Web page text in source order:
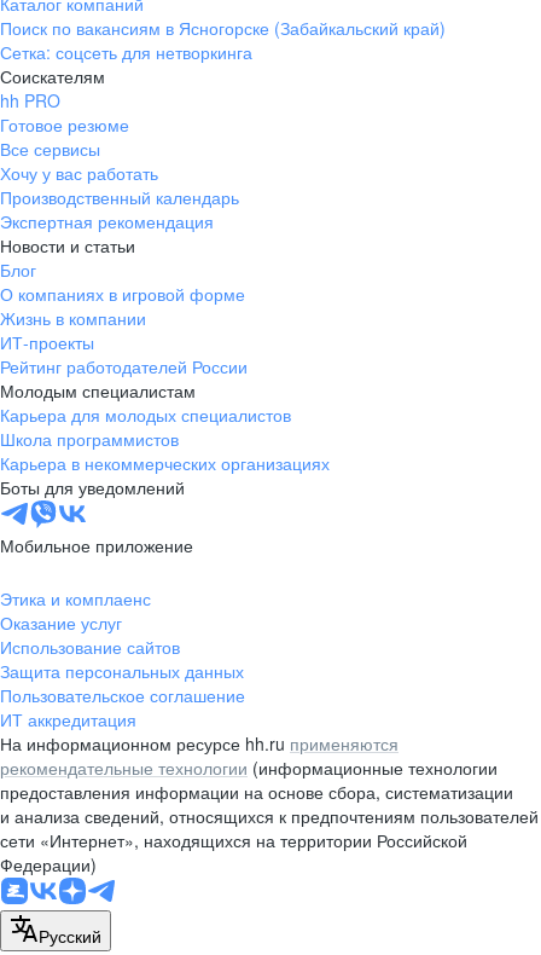
706 каб.
+7 861 205-55-57
pr@krd.hh.ru
Владивосток
пер. Ланинский д. 4, офис 3.4
+7 423 202-33-28
pr@dv.hh.ru
Новосибирск
ул. Большевистская, д. 35,
помещение 21
+7 383 207-94-64
pr@nsk.hh.ru
Минск
пр-т Дзержинского, д. 57,
10 этаж, помещение 45-1
pr@rabota.by
Алматы
пр. Абая, д. 151, БЦ Алатау,
12 этаж, офис 1209
+7 727 232-13-13
pr@headhunter.com.kz
Поиск по вакансиям в Ясногорске (Забайкальский край)
Сетка: соцсеть для нетворкинга
Соискателям
hh PRO
Готовое резюме
Все сервисы
Хочу у вас работать
Производственный календарь
Экспертная рекомендация
Новости и статьи
Блог
О компаниях в игровой форме
Жизнь в компании
ИТ-проекты
Рейтинг работодателей России
Молодым специалистам
Карьера для молодых специалистов
Школа программистов
Карьера в некоммерческих организациях
Боты для уведомлений
Мобильное приложение
Этика и комплаенс
Оказание услуг
Использование сайтов
Защита персональных данных
Пользовательское соглашение
ИТ аккредитация
На информационном ресурсе hh.ru применяются
рекомендательные технологии (информационные технологии
предоставления информации на основе сбора, систематизации
и анализа сведений, относящихся к предпочтениям пользователей
сети «Интернет», находящихся на территории Российской
Федерации)
Русский